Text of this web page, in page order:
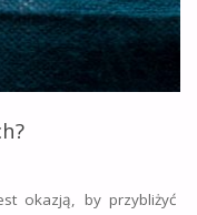
okazją, by przybliżyć